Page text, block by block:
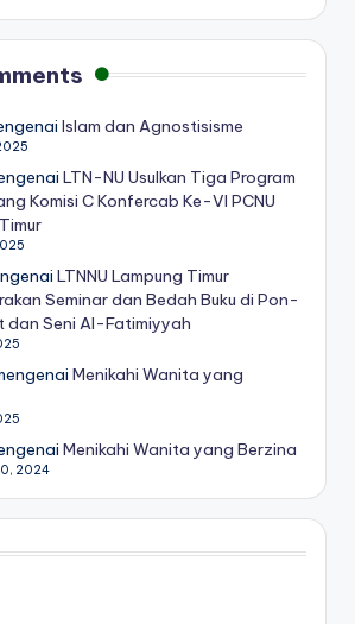
Islam dan Agnostisisme
LTN-NU Usulkan Tiga Program
Komisi C Konfercab Ke-VI PCNU
LTNNU Lampung Timur
Seminar dan Bedah Buku di Pon-
dan Seni Al-Fatimiyyah
Menikahi Wanita yang
Menikahi Wanita yang Berzina
2024